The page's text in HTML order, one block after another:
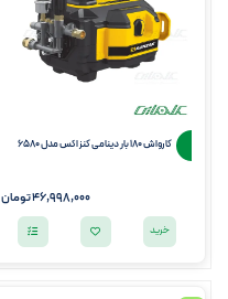
کارواش 180 بار دینامی کنزاکس مدل 6580
46,998,000تومان
خرید